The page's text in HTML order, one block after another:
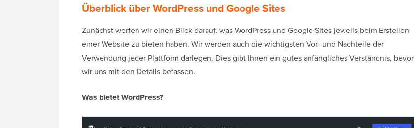
Überblick über WordPress und Google Sites
Zunächst werfen wir einen Blick darauf, was WordPress und Google Sites jeweils beim Erstellen
einer Website zu bieten haben. Wir werden auch die wichtigsten Vor- und Nachteile der
Verwendung jeder Plattform darlegen. Dies gibt Ihnen ein gutes anfängliches Verständnis, bevor
wir uns mit den Details befassen.
Was bietet WordPress?